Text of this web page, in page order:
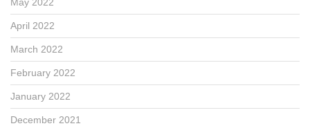
April 2022
March 2022
February 2022
January 2022
December 2021